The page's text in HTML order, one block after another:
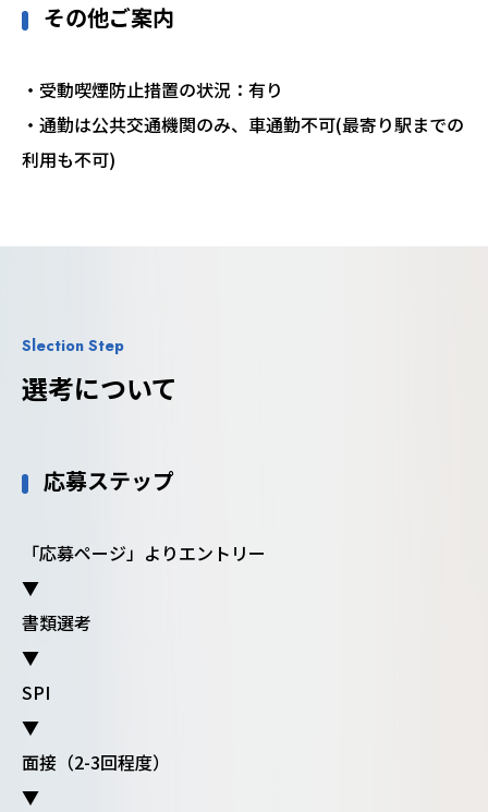
その他ご案内
・受動喫煙防止措置の状況：有り
・通勤は公共交通機関のみ、車通勤不可(最寄り駅までの
利用も不可)
Slection Step
選考について
応募ステップ
「応募ページ」よりエントリー
▼
書類選考
▼
SPI
▼
面接（2-3回程度）
▼